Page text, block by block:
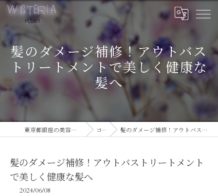
髪のダメージ補修！アウトバス
トリートメントで美しく健康な
髪へ
東京都銀座の美容室ならWISTERIA PLUS 1 コラム 髪のダメージ補修！アウトバストリートメントで美しく健康な髪へ
髪のダメージ補修！アウトバストリートメント
で美しく健康な髪へ
2024/06/08